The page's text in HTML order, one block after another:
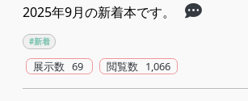
2025年9月の新着本です。
#新着
展示数 69 閲覧数 1,066